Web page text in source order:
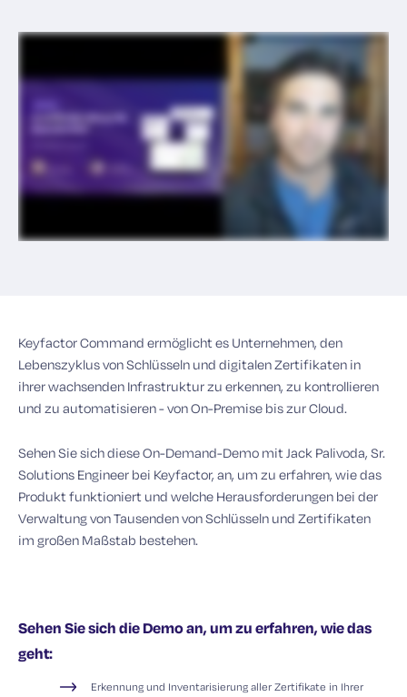
Keyfactor Command ermöglicht es Unternehmen, den
Lebenszyklus von Schlüsseln und digitalen Zertifikaten in
ihrer wachsenden Infrastruktur zu erkennen, zu kontrollieren
und zu automatisieren - von On-Premise bis zur Cloud.
Sehen Sie sich diese On-Demand-Demo mit Jack Palivoda, Sr.
Solutions Engineer bei Keyfactor, an, um zu erfahren, wie das
Produkt funktioniert und welche Herausforderungen bei der
Verwaltung von Tausenden von Schlüsseln und Zertifikaten
im großen Maßstab bestehen.
Sehen Sie sich die Demo an, um zu erfahren, wie das
geht:
Erkennung und Inventarisierung aller Zertifikate in Ihrer